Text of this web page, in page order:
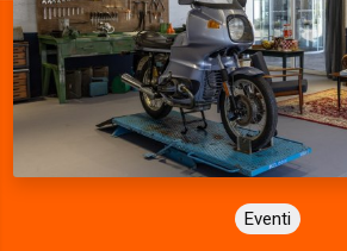
Eventi